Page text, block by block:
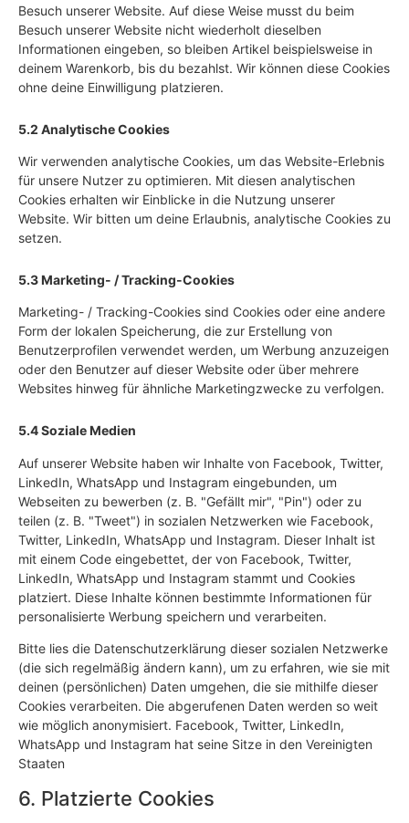
Besuch unserer Website. Auf diese Weise musst du beim
Besuch unserer Website nicht wiederholt dieselben
Informationen eingeben, so bleiben Artikel beispielsweise in
deinem Warenkorb, bis du bezahlst. Wir können diese Cookies
ohne deine Einwilligung platzieren.
5.2 Analytische Cookies
Wir verwenden analytische Cookies, um das Website-Erlebnis
für unsere Nutzer zu optimieren. Mit diesen analytischen
Cookies erhalten wir Einblicke in die Nutzung unserer
Website. Wir bitten um deine Erlaubnis, analytische Cookies zu
setzen.
5.3 Marketing- / Tracking-Cookies
Marketing- / Tracking-Cookies sind Cookies oder eine andere
Form der lokalen Speicherung, die zur Erstellung von
Benutzerprofilen verwendet werden, um Werbung anzuzeigen
oder den Benutzer auf dieser Website oder über mehrere
Websites hinweg für ähnliche Marketingzwecke zu verfolgen.
5.4 Soziale Medien
Auf unserer Website haben wir Inhalte von Facebook, Twitter,
LinkedIn, WhatsApp und Instagram eingebunden, um
Webseiten zu bewerben (z. B. "Gefällt mir", "Pin") oder zu
teilen (z. B. "Tweet") in sozialen Netzwerken wie Facebook,
Twitter, LinkedIn, WhatsApp und Instagram. Dieser Inhalt ist
mit einem Code eingebettet, der von Facebook, Twitter,
LinkedIn, WhatsApp und Instagram stammt und Cookies
platziert. Diese Inhalte können bestimmte Informationen für
personalisierte Werbung speichern und verarbeiten.
Bitte lies die Datenschutzerklärung dieser sozialen Netzwerke
(die sich regelmäßig ändern kann), um zu erfahren, wie sie mit
deinen (persönlichen) Daten umgehen, die sie mithilfe dieser
Cookies verarbeiten. Die abgerufenen Daten werden so weit
wie möglich anonymisiert. Facebook, Twitter, LinkedIn,
WhatsApp und Instagram hat seine Sitze in den Vereinigten
Staaten
6. Platzierte Cookies